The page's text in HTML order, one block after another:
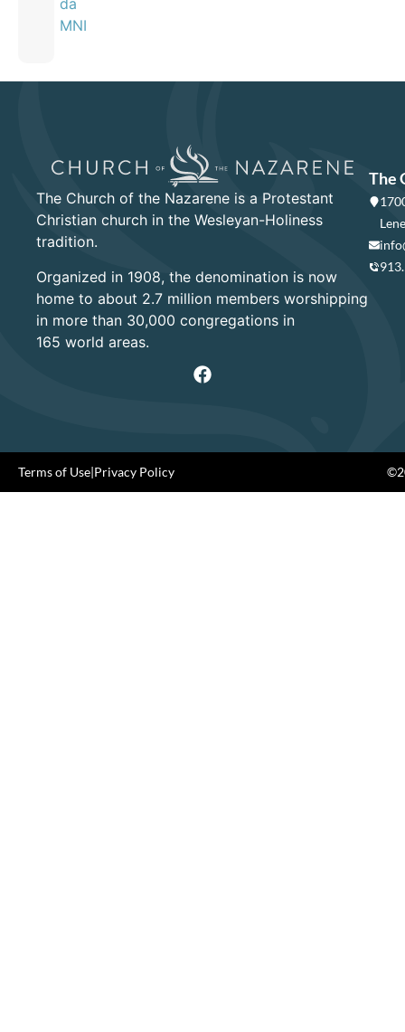
da
MNI
The Church of the Nazarene is a Protestant
Christian church in the Wesleyan-Holiness
tradition.
Organized in 1908, the denomination is now
home to about 2.7 million members worshipping
in more than 30,000 congregations in
165 world areas.
The
Terms of Use|Privacy Policy